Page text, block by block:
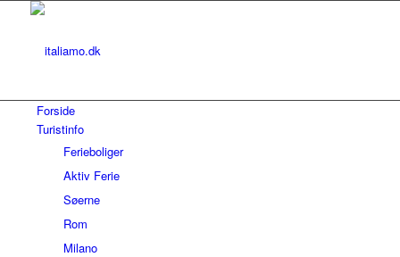
Forside
Turistinfo
Ferieboliger
Aktiv Ferie
Søerne
Rom
Milano